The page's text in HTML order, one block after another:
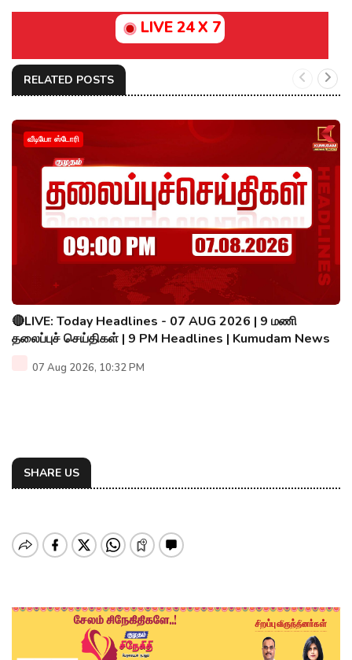
LIVE 24 X 7
RELATED POSTS
வீடியோ ஸ்டோரி
🔴LIVE: Today Headlines - 07 AUG 2026 | 9 மணி
தலைப்புச் செய்திகள் | 9 PM Headlines | Kumudam News
07 Aug 2026, 10:32 PM
SHARE US